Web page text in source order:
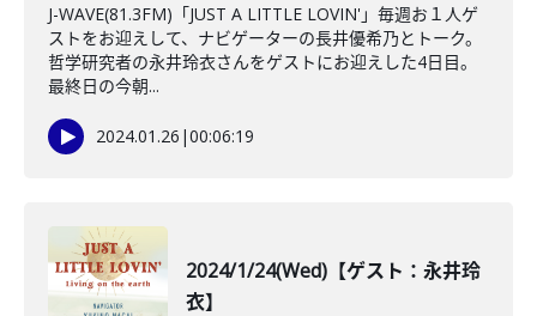
J-WAVE(81.3FM)「JUST A LITTLE LOVIN'」毎週お１人ゲ
ストをお迎えして、ナビゲーターの長井優希乃とトーク。
哲学研究者の永井玲衣さんをゲストにお迎えした4日目。
最終日の今朝...
2024.01.26 |00:06:19
2024/1/24(Wed)【ゲスト：永井玲
衣】